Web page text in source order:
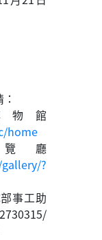
館
home
廳
?
事工助